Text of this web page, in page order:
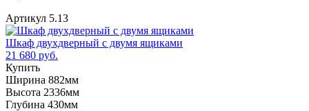
Артикул 5.13
Шкаф двухдверный с двумя ящиками
21 680 руб.
Купить
Ширина 882мм
Высота 2336мм
Глубина 430мм